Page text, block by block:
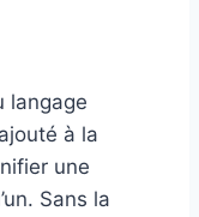
langage
à la
une
Sans la